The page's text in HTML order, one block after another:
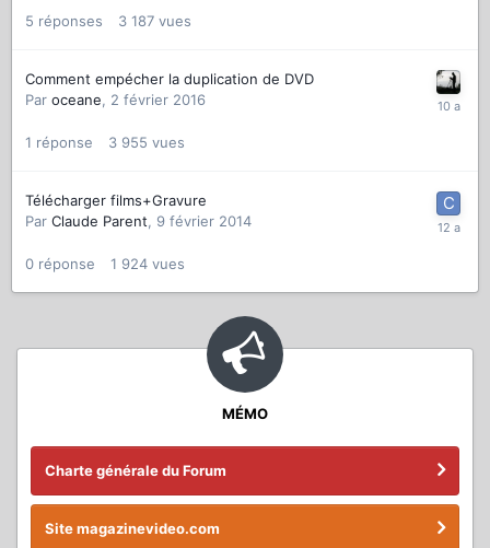
5 réponses 3 187 vues
Comment empécher la duplication de DVD
Par oceane, 2 février 2016
1 réponse 3 955 vues
Télécharger films+Gravure
Par Claude Parent, 9 février 2014
0 réponse 1 924 vues
MÉMO
Charte générale du Forum
Site magazinevideo.com